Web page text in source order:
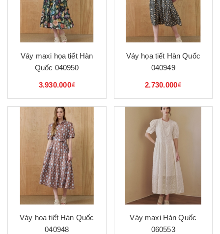
Váy maxi họa tiết Hàn
Quốc 040950
3.930.000₫
Váy họa tiết Hàn Quốc
040949
2.730.000₫
Váy họa tiết Hàn Quốc
040948
Váy maxi Hàn Quốc
060553